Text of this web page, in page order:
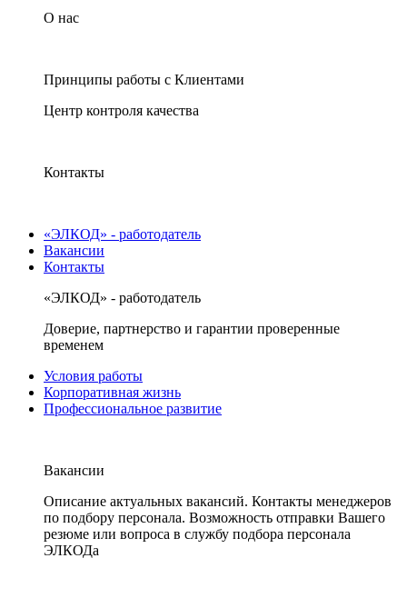
О нас
Принципы работы с Клиентами
Центр контроля качества
Контакты
«ЭЛКОД» - работодатель
Вакансии
Контакты
«ЭЛКОД» - работодатель
Доверие, партнерство и гарантии проверенные
временем
Условия работы
Корпоративная жизнь
Профессиональное развитие
Вакансии
Описание актуальных вакансий. Контакты менеджеров
по подбору персонала. Возможность отправки Вашего
резюме или вопроса в службу подбора персонала
ЭЛКОДа